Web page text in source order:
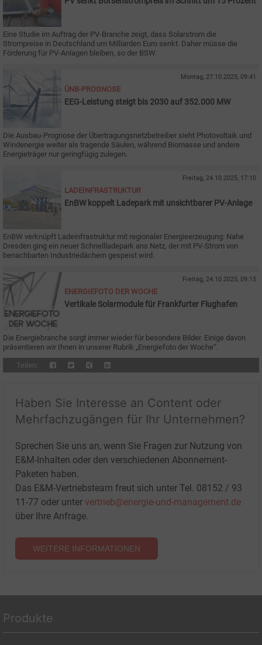
Eine Studie im Auftrag der PV-Branche zeigt, dass Solarstrom die
Strompreise in Deutschland um Milliarden Euro senkt. Daher müsse die
Förderung für PV-Anlagen bleiben, so der BSW.
Montag, 27.10.2025, 09:41
ÜNB-PROGNOSE
EEG-Leistung steigt bis 2030 auf 352.000 MW
Die Ausbau-Prognose der Übertragungsnetzbetreiber sieht Photovoltaik und
Windenergie weiter als tragende Säulen, während Biomasse und andere
Energieträger nur geringfügig zulegen.
Freitag, 24.10.2025, 17:10
LADEINFRASTRUKTUR
EnBW koppelt Ladepark mit unsichtbarer PV-Anlage
EnBW verknüpft Ladeinfrastruktur mit regionaler Energieerzeugung: Nahe
Dresden ging ein neuer Schnellladepark ans Netz, der mit PV-Strom von
benachbarten Industriedächern gespeist wird.
Freitag, 24.10.2025, 09:15
ENERGIEFOTO DER WOCHE
Vertikale Solarmodule für Frankfurter Flughafen
Die Energiebranche sorgt immer wieder für besondere Bilder. Einige davon
präsentieren wir Ihnen in unserer Rubrik „Energiefoto der Woche“.
Teilen:
Haben Sie Interesse an Content oder
Mehrfachzugängen für Ihr Unternehmen?
Sprechen Sie uns an, wenn Sie Fragen zur Nutzung von
E&M-Inhalten oder den verschiedenen Abonnement-
Paketen haben.
Das E&M-Vertriebsteam freut sich unter Tel. 08152 / 93
11-77 oder unter vertrieb@energie-und-management.de
über Ihre Anfrage.
WEITERE INFORMATIONEN
Produkte